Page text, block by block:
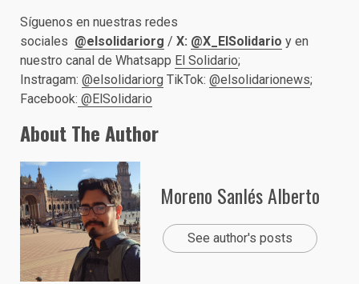
Síguenos en nuestras redes
sociales @elsolidariorg / X: @X_ElSolidario y en
nuestro canal de Whatsapp El Solidario;
Instragam: @elsolidariorg TikTok: @elsolidarionews;
Facebook: @ElSolidario
About The Author
Moreno Sanlés Alberto
See author's posts